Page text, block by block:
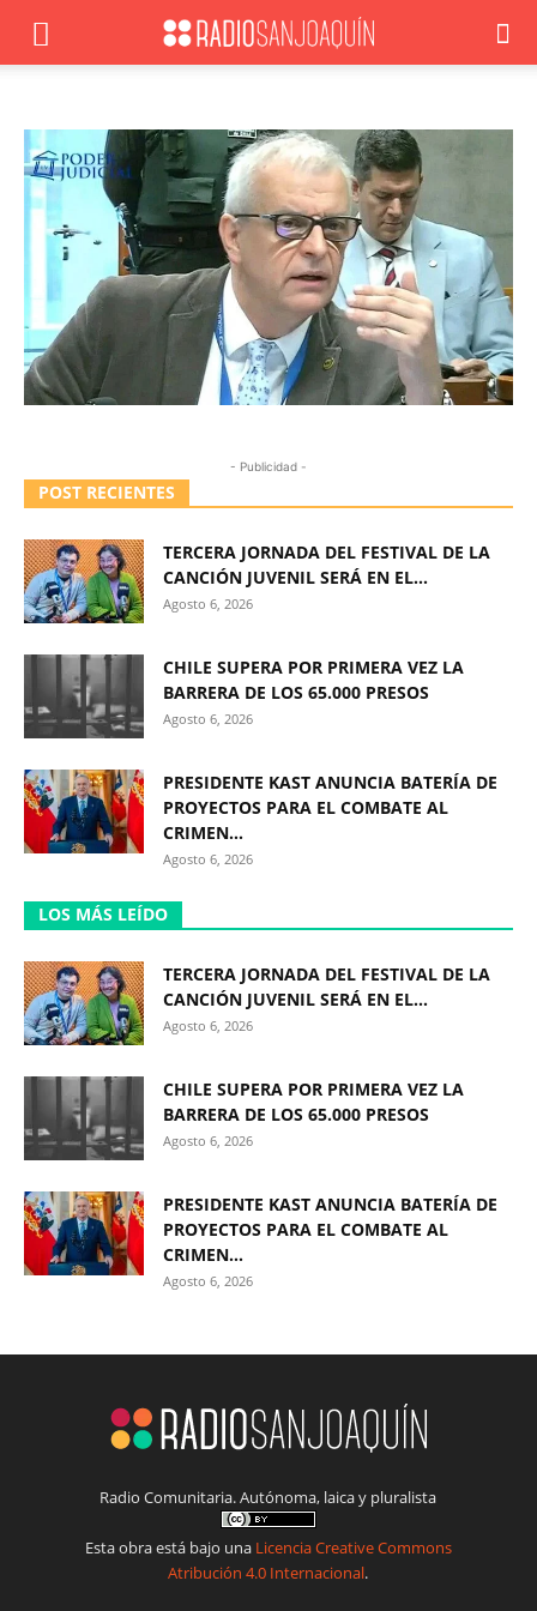
- Publicidad -
POST RECIENTES
TERCERA JORNADA DEL FESTIVAL DE LA
CANCIÓN JUVENIL SERÁ EN EL...
Agosto 6, 2026
CHILE SUPERA POR PRIMERA VEZ LA
BARRERA DE LOS 65.000 PRESOS
Agosto 6, 2026
PRESIDENTE KAST ANUNCIA BATERÍA DE
PROYECTOS PARA EL COMBATE AL
CRIMEN...
Agosto 6, 2026
LOS MÁS LEÍDO
TERCERA JORNADA DEL FESTIVAL DE LA
CANCIÓN JUVENIL SERÁ EN EL...
Agosto 6, 2026
CHILE SUPERA POR PRIMERA VEZ LA
BARRERA DE LOS 65.000 PRESOS
Agosto 6, 2026
PRESIDENTE KAST ANUNCIA BATERÍA DE
PROYECTOS PARA EL COMBATE AL
CRIMEN...
Agosto 6, 2026
Radio Comunitaria. Autónoma, laica y pluralista
Esta obra está bajo una Licencia Creative Commons
Atribución 4.0 Internacional.